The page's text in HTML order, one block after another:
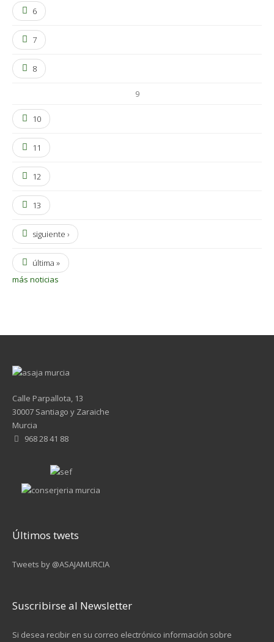
6
7
8
9
10
11
12
13
siguiente ›
última »
más noticias
Calle Parpallota, 13
30007 Santiago y Zaraiche
Murcia
968 28 41 88
Últimos twets
Tweets by @ASAJAMURCIA
Suscribirse al Newsletter
Si desea recibir en su correo electrónico información sobre